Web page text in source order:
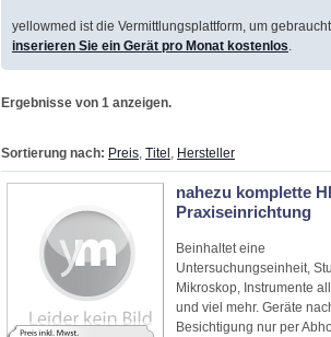
yellowmed ist die Vermittlungsplattform, um
inserieren Sie ein Gerät pro Monat kostenlos
Ergebnisse von 1 anzeigen.
Sortierung nach: Preis Titel Hersteller
nahezu komplette
Praxiseinrichtung
Beinhaltet eine
Untersuchungseinheit,
Mikroskop, Instrumente
und viel mehr. Geräte
Besichtigung nur per